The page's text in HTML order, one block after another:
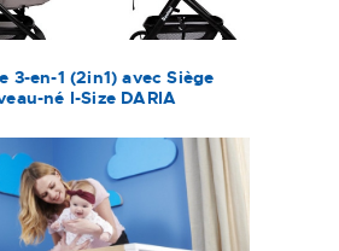
3-en-1 (2in1) avec Siège
né I-Size DARIA